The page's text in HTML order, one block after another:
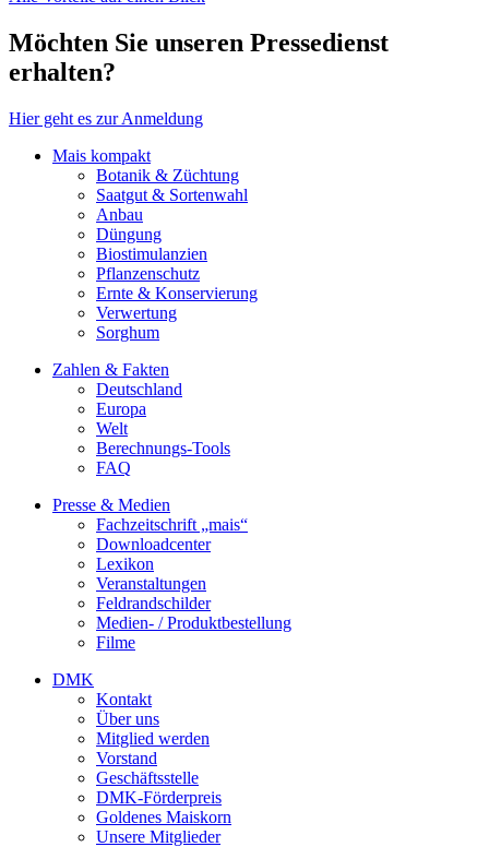
Möchten Sie unseren Pressedienst
erhalten?
Hier geht es zur Anmeldung
Mais kompakt
Botanik & Züchtung
Saatgut & Sortenwahl
Anbau
Düngung
Biostimulanzien
Pflanzenschutz
Ernte & Konservierung
Verwertung
Sorghum
Zahlen & Fakten
Deutschland
Europa
Welt
Berechnungs-Tools
FAQ
Presse & Medien
Fachzeitschrift „mais“
Downloadcenter
Lexikon
Veranstaltungen
Feldrandschilder
Medien- / Produktbestellung
Filme
DMK
Kontakt
Über uns
Mitglied werden
Vorstand
Geschäftsstelle
DMK-Förderpreis
Goldenes Maiskorn
Unsere Mitglieder